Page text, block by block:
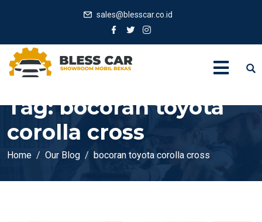
sales@blesscar.co.id
Tag:bocoran toyota
corolla cross
Home Our Blog bocoran toyota corolla cross